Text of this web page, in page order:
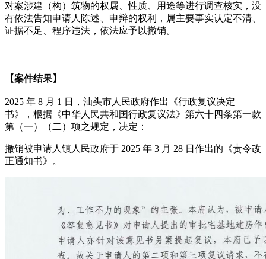
对案涉建（构）筑物的权属、性质、用途等进行调查核实，没
有依法告知申请人陈述、申辩的权利，属主要事实认定不清、
证据不足、程序违法，依法应予以撤销。
【案件结果】
2025 年 8 月 1 日，汕头市人民政府作出《行政复议决定
书》，根据《中华人民共和国行政复议法》第六十四条第一款
第（一）（二）项之规定，决定：
撤销被申请人镇人民政府于 2025 年 3 月 28 日作出的《责令改
正通知书》。